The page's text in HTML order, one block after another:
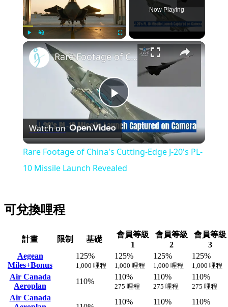
Play Unmute Fullscreen
Now Playing
Play
Video
Rare Footage of China's Cutting-Edge J-20's PL-10 Missile Launch Revealed
Watch on
Rare Footage of China's Cutting-Edge J-20's PL-
10 Missile Launch Revealed
可兌換哩程
計畫 限制 基礎
會員等級
1
會員等級
2
會員等級
3
Aegean
Miles+Bonus
125%
1,000 哩程
125%
1,000 哩程
125%
1,000 哩程
125%
1,000 哩程
Air Canada
Aeroplan
110%
110%
275 哩程
110%
275 哩程
110%
275 哩程
Air Canada
110% 110% 110%